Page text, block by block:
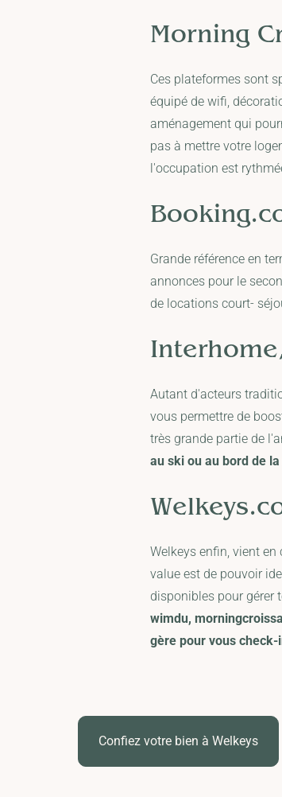
Morning
Ces plateformes sont
équipé de wifi,
aménagement qui
pas à mettre votre
l'occupation est
Grande référence en
annonces pour le
de locations court-
Interhome
Autant d'acteurs
vous permettre de
très grande partie de
au ski ou au bord de
Welkeys enfin, vient
value est de pouvoir
disponibles pour gérer
wimdu,
gère pour vous
Confiez votre bien à Welkeys